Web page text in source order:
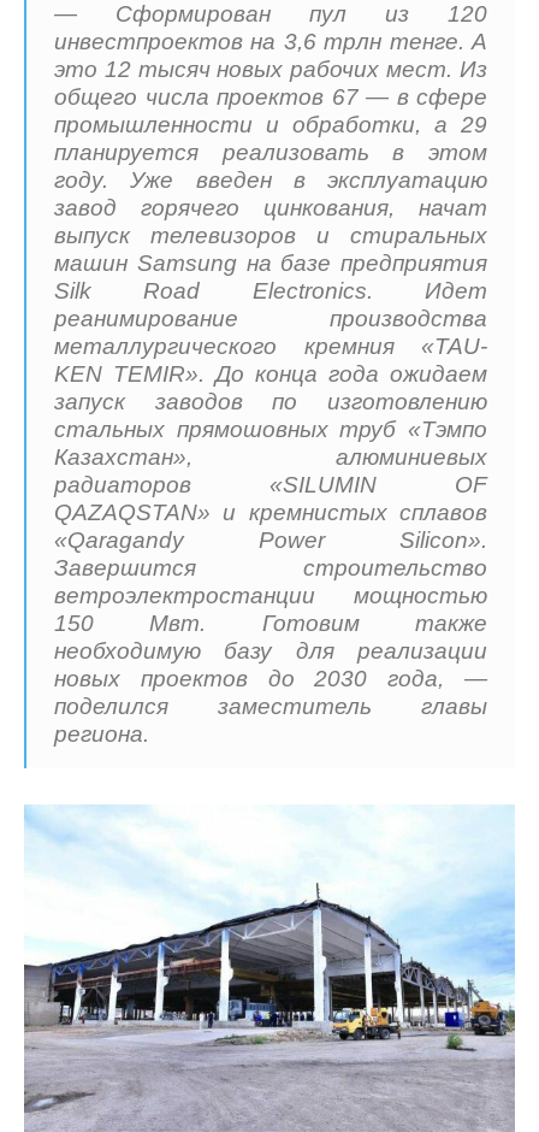
— Сформирован пул из 120
инвестпроектов на 3,6 трлн тенге. А
это 12 тысяч новых рабочих мест. Из
общего числа проектов 67 — в сфере
промышленности и обработки, а 29
планируется реализовать в этом
году. Уже введен в эксплуатацию
завод горячего цинкования, начат
выпуск телевизоров и стиральных
машин Samsung на базе предприятия
Silk Road Electronics. Идет
реанимирование производства
металлургического кремния «TAU-
KEN TEMIR». До конца года ожидаем
запуск заводов по изготовлению
стальных прямошовных труб «Тэмпо
Казахстан», алюминиевых
радиаторов «SILUMIN OF
QAZAQSTAN» и кремнистых сплавов
«Qaragandy Power Silicon».
Завершится строительство
ветроэлектростанции мощностью
150 Мвт. Готовим также
необходимую базу для реализации
новых проектов до 2030 года, —
поделился заместитель главы
региона.